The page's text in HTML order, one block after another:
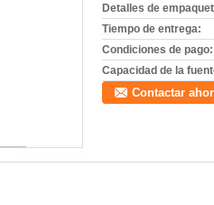
Detalles de
Tiempo de entrega:
Condiciones de pago:
Capacidad de la
Contactar